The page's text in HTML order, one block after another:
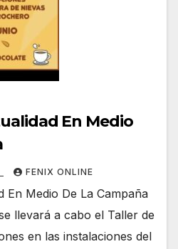
En Medio
FENIX ONLINE
En Medio De La Campaña
llevará a cabo el Taller de
en las instalaciones del